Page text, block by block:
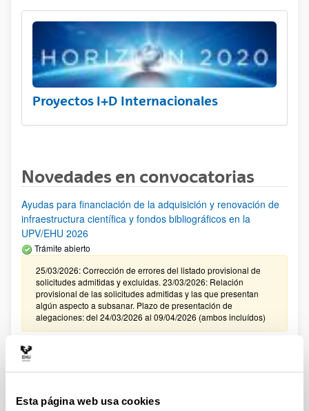
Esta página web usa cookies
Proyectos I+D Internacionales
Novedades en convocatorias
Ayudas para financiación de la adquisición y renovación de
infraestructura científica y fondos bibliográficos en la
UPV/EHU 2026
Trámite abierto
25/03/2026: Corrección de errores del listado provisional de
solicitudes admitidas y excluidas. 23/03/2026: Relación
provisional de las solicitudes admitidas y las que presentan
algún aspecto a subsanar. Plazo de presentación de
alegaciones: del 24/03/2026 al 09/04/2026 (ambos incluídos)
Convocatoria de ayudas para el fomento de la cultura
científica, tecnológica y de la innovación (FECYT) 2026
Plazo interno para envío documentación: propuestas